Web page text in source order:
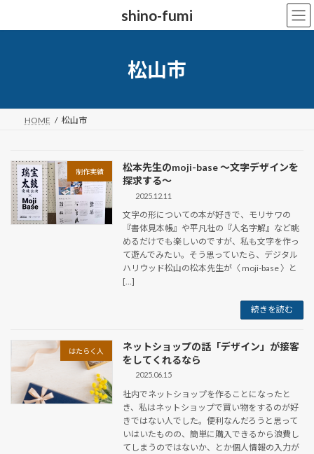
shino-fumi
松山市
HOME 松山市
制作実績
松本先生のmoji-base ～文字デザインを
探求する～
2025.12.11
文字の形についての本が好きで、モリサワの
『書体見本帳』や平凡社の『人名字解』など眺
めるだけでも楽しいのですが、私も文字を作っ
て遊んでみたい。そう思っていたら、デジタル
ハリウッド松山の松本先生が〈 moji-base 〉と
[…]
続きを読む
はたらく人
ネットショップの話「デザイン」が接客
をしてくれるなら
2025.06.15
社内でネットショップを作ることになったと
き、私はネットショップで買い物をするのが好
きではない人でした。便利なんだろうと思って
いはいたものの、簡単に購入できるから浪費し
てしまうのではないか、とか個人情報の入力が